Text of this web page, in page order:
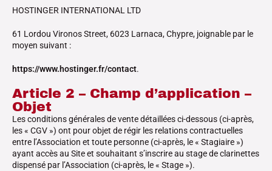
HOSTINGER INTERNATIONAL LTD
61 Lordou Vironos Street, 6023 Larnaca, Chypre, joignable par le
moyen suivant :
https://www.hostinger.fr/contact.
Article 2 – Champ d’application –
Objet
Les conditions générales de vente détaillées ci-dessous (ci-après,
les « CGV ») ont pour objet de régir les relations contractuelles
entre l’Association et toute personne (ci-après, le « Stagiaire »)
ayant accès au Site et souhaitant s’inscrire au stage de clarinettes
dispensé par l’Association (ci-après, le « Stage »).